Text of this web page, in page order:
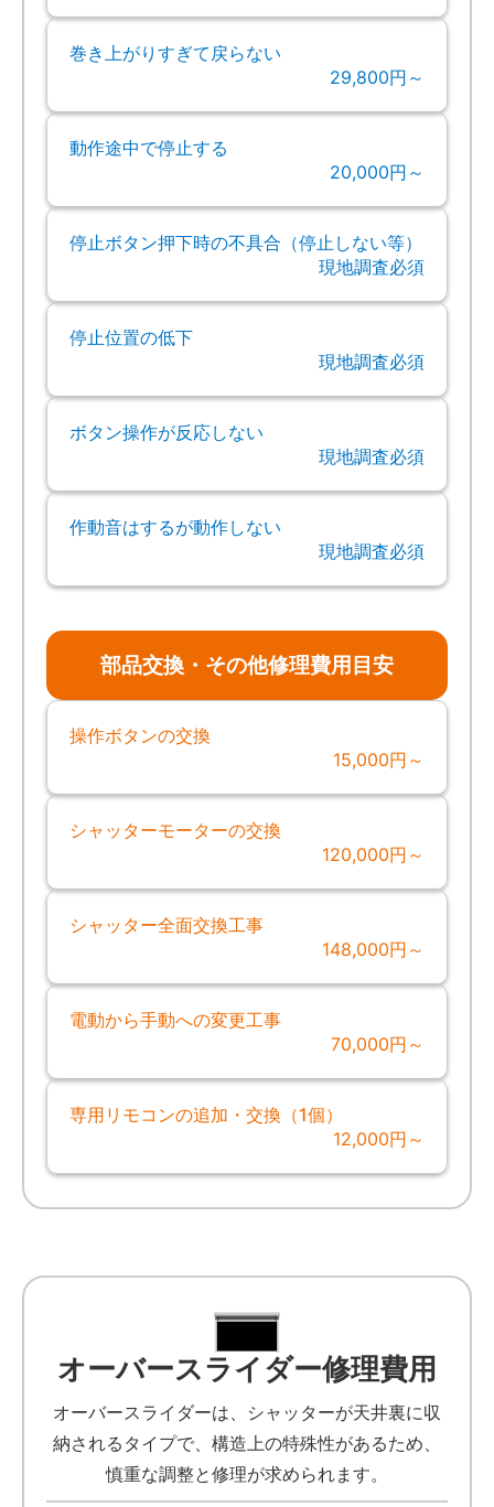
巻き上がりすぎて戻らない
29,800円～
動作途中で停止する
20,000円～
停止ボタン押下時の不具合（停止しない等）
現地調査必須
停止位置の低下
現地調査必須
ボタン操作が反応しない
現地調査必須
作動音はするが動作しない
現地調査必須
部品交換・その他修理費用目安
操作ボタンの交換
15,000円～
シャッターモーターの交換
120,000円～
シャッター全面交換工事
148,000円～
電動から手動への変更工事
70,000円～
専用リモコンの追加・交換（1個）
12,000円～
オーバースライダー修理費用
オーバースライダーは、シャッターが天井裏に収
納されるタイプで、構造上の特殊性があるため、
慎重な調整と修理が求められます。